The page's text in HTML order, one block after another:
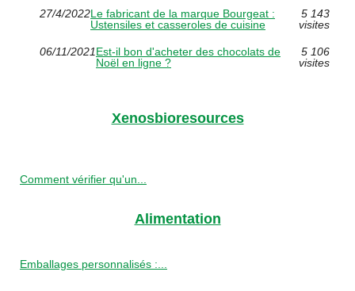
27/4/2022Le fabricant de la marque Bourgeat :
Ustensiles et casseroles de cuisine
5 143
visites
06/11/2021Est-il bon d'acheter des chocolats de
Noël en ligne ?
5 106
visites
Xenosbioresources
Comment vérifier qu'un...
Alimentation
Emballages personnalisés :...